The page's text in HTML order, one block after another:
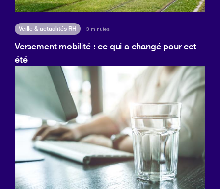
Veille & actualités RH 3 minutes
Versement mobilité : ce qui a changé pour cet
été